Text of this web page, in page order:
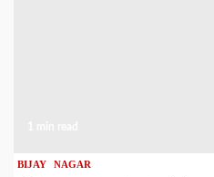
BIJAY NAGAR